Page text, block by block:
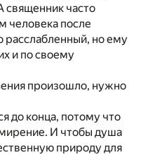
часто
человека после
расслабленный, но ему
и по своему
произошло, нужно
до конца, потому что
И чтобы душа
природу для